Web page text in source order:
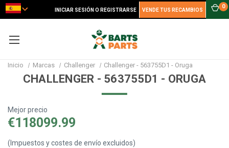
INICIAR SESIÓN O REGISTRARSE VENDE TUS RECAMBIOS
0
Inicio Marcas Challenger Challenger - 563755D1 - Oruga
CHALLENGER - 563755D1 - ORUGA
Mejor precio
€118099.99
(Impuestos y costes de envío excluidos)